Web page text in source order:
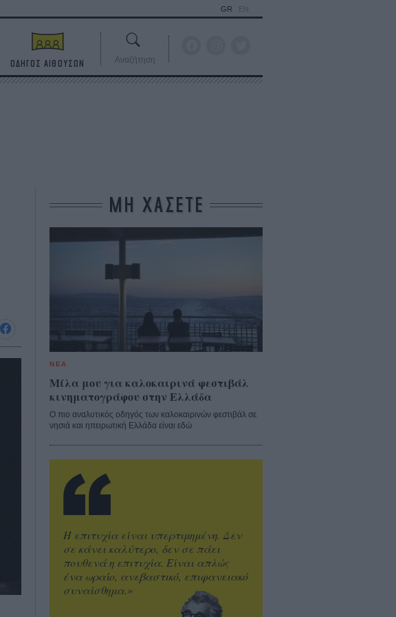
GR EN
ΟΔΗΓΟΣ ΑΙΘΟΥΣΩΝ Αναζήτηση
ΜΗ ΧΑΣΕΤΕ
ΝΕΑ
Μίλα μου για καλοκαιρινά φεστιβάλ
κινηματογράφου στην Ελλάδα
Ο πιο αναλυτικός οδηγός των καλοκαιρινών φεστιβάλ σε
νησιά και ηπειρωτική Ελλάδα είναι εδώ
Η επιτυχία είναι υπερτιμημένη. Δεν
σε κάνει καλύτερο, δεν σε πάει
πουθενά η επιτυχία. Είναι απλώς
ένα ωραίο, ανεβαστικό, επιφανειακό
συναίσθημα.»